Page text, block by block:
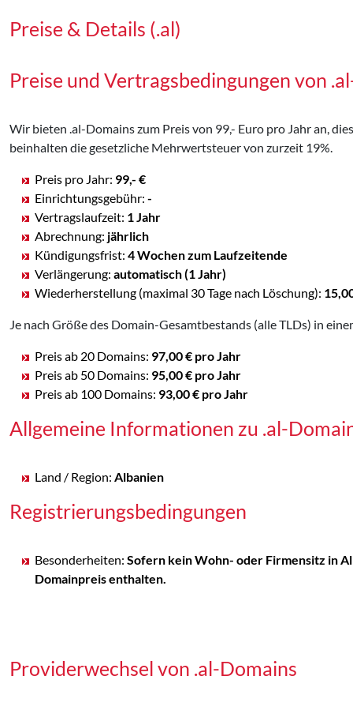
Preise & Details (.al)
Preise und Vertragsbedingungen von
Wir bieten .al-Domains zum Preis von 99,- Euro pro Jahr an,
beinhalten die gesetzliche Mehrwertsteuer von zurzeit 19%.
Preis pro Jahr: 99,- €
Einrichtungsgebühr: -
Vertragslaufzeit: 1 Jahr
Abrechnung: jährlich
Kündigungsfrist: 4 Wochen zum Laufzeitende
Verlängerung: automatisch (1 Jahr)
Wiederherstellung (maximal 30 Tage nach Löschung):
Je nach Größe des Domain-Gesamtbestands (alle TLDs) in
Preis ab 20 Domains: 97,00 € pro Jahr
Preis ab 50 Domains: 95,00 € pro Jahr
Preis ab 100 Domains: 93,00 € pro Jahr
Allgemeine Informationen zu .al-
Land / Region: Albanien
Registrierungsbedingungen
Besonderheiten: Sofern kein Wohn- oder Firmensitz in
Domainpreis enthalten.
Providerwechsel von .al-Domains